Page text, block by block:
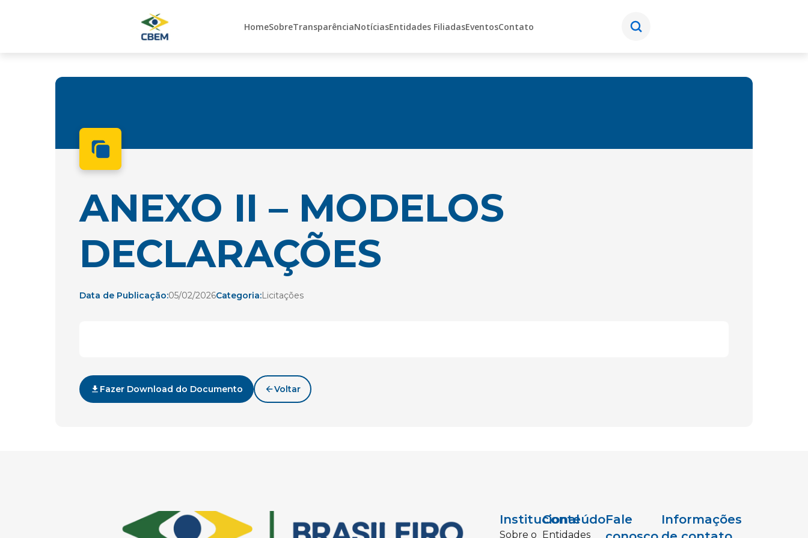
HomeSobreTransparênciaNotíciasEntidades FiliadasEventosContato
ANEXO II – MODELOS
DECLARAÇÕES
Data de Publicação:05/02/2026Categoria:Licitações
Fazer Download do Documento Voltar
Institucional
Sobre o
Conteúdo
Entidades
Fale
Informações